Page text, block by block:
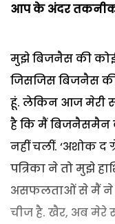
आप के अंदर
मुझे बिजनैस की
जिसजिस बिजनैस
हूं. लेकिन आज मेरी
है कि मैं
नहीं चलीं. ‘अशोक द
पत्रिका ने तो मुझे
असफलताओं से मैं ने
चीज है. खैर, अब मेरे